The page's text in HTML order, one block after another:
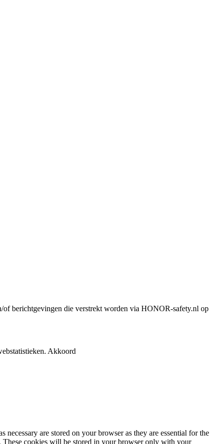
of berichtgevingen die verstrekt worden via HONOR-safety.nl op
Akkoord
are stored on your browser as they are essential for the
These cookies will be stored in your browser only with your